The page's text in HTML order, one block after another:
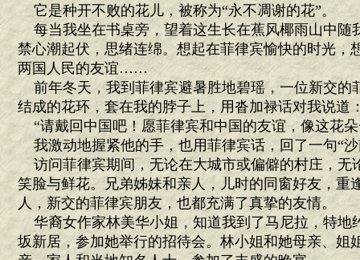
它是种开不败的花儿，被称为“永不凋谢的花”。
每当我坐在书桌旁，望着这生长在蕉风椰雨山中随
禁心潮起伏，思绪连绵。想起在菲律宾愉快的时光，
两国人民的友谊……
前年冬天，我到菲律宾避暑胜地碧瑶，一位新交的
结成的花环，套在我的脖子上，用沓加禄话对我说道
“请戴回中国吧！愿菲律宾和中国的友谊，像这花朵
我激动地握紧他的手，也用菲律宾话，回了一句“沙
访问菲律宾期间，无论在大城市或偏僻的村庄，无
笑脸与鲜花。兄弟姊妹和亲人，儿时的同窗好友，重
人，新交的菲律宾朋友，也都充满了真挚的友情。
华裔女作家林美华小姐，知道我到了马尼拉，特地
坂新居，参加她举行的招待会。林小姐和她母亲、姐